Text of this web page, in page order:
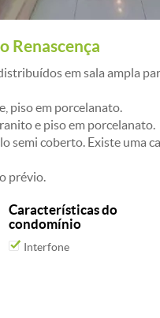
Renascença
em sala ampla
piso em porcelanato.
e piso em porcelanato.
semi coberto. Existe uma
prévio.
Características do
condomínio
Interfone